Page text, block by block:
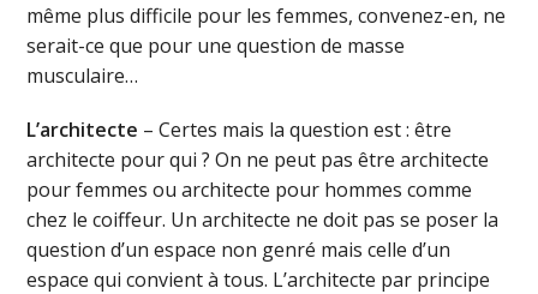
même plus difficile pour les femmes, convenez-en, ne
serait-ce que pour une question de masse
musculaire…
L’architecte – Certes mais la question est : être
architecte pour qui ? On ne peut pas être architecte
pour femmes ou architecte pour hommes comme
chez le coiffeur. Un architecte ne doit pas se poser la
question d’un espace non genré mais celle d’un
espace qui convient à tous. L’architecte par principe